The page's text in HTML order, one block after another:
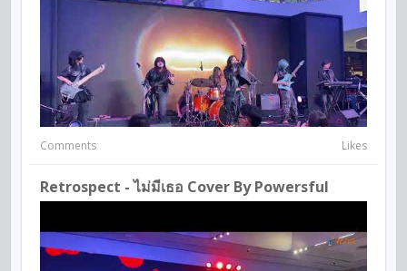
Comments Likes
Retrospect - ไม่มีเธอ Cover By Powersful